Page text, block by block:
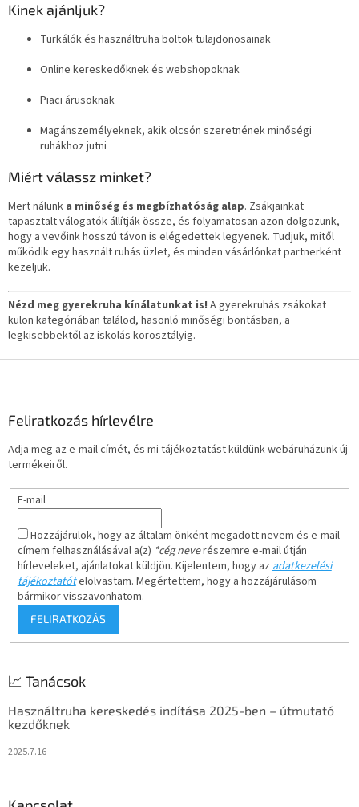
Kinek ajánljuk?
Turkálók és használtruha boltok tulajdonosainak
Online kereskedőknek és webshopoknak
Piaci árusoknak
Magánszemélyeknek, akik olcsón szeretnének minőségi
ruhákhoz jutni
Miért válassz minket?
Mert nálunk a minőség és megbízhatóság alap. Zsákjainkat
tapasztalt válogatók állítják össze, és folyamatosan azon dolgozunk,
hogy a vevőink hosszú távon is elégedettek legyenek. Tudjuk, mitől
működik egy használt ruhás üzlet, és minden vásárlónkat partnerként
kezeljük.
Nézd meg gyerekruha kínálatunkat is! A gyerekruhás zsákokat
külön kategóriában találod, hasonló minőségi bontásban, a
legkisebbektől az iskolás korosztályig.
Feliratkozás hírlevélre
Adja meg az e-mail címét, és mi tájékoztatást küldünk webáruházunk új
termékeiről.
E-mail
Hozzájárulok, hogy az általam önként megadott nevem és e-mail
címem felhasználásával a(z) *cég neverészemre e-mail útján
hírleveleket, ajánlatokat küldjön. Kijelentem, hogy azadatkezelési
tájékoztatótelolvastam. Megértettem, hogy a hozzájárulásom
bármikor visszavonhatom.
FELIRATKOZÁS
📈 Tanácsok
Használtruha kereskedés indítása 2025-ben – útmutató
kezdőknek
2025.7.16